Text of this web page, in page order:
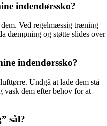
indendørssko?
Ved regelmæssig træning
dæmpning og støtte slides over
indendørssko?
Undgå at lade dem stå
vask dem efter behov for at
sål?